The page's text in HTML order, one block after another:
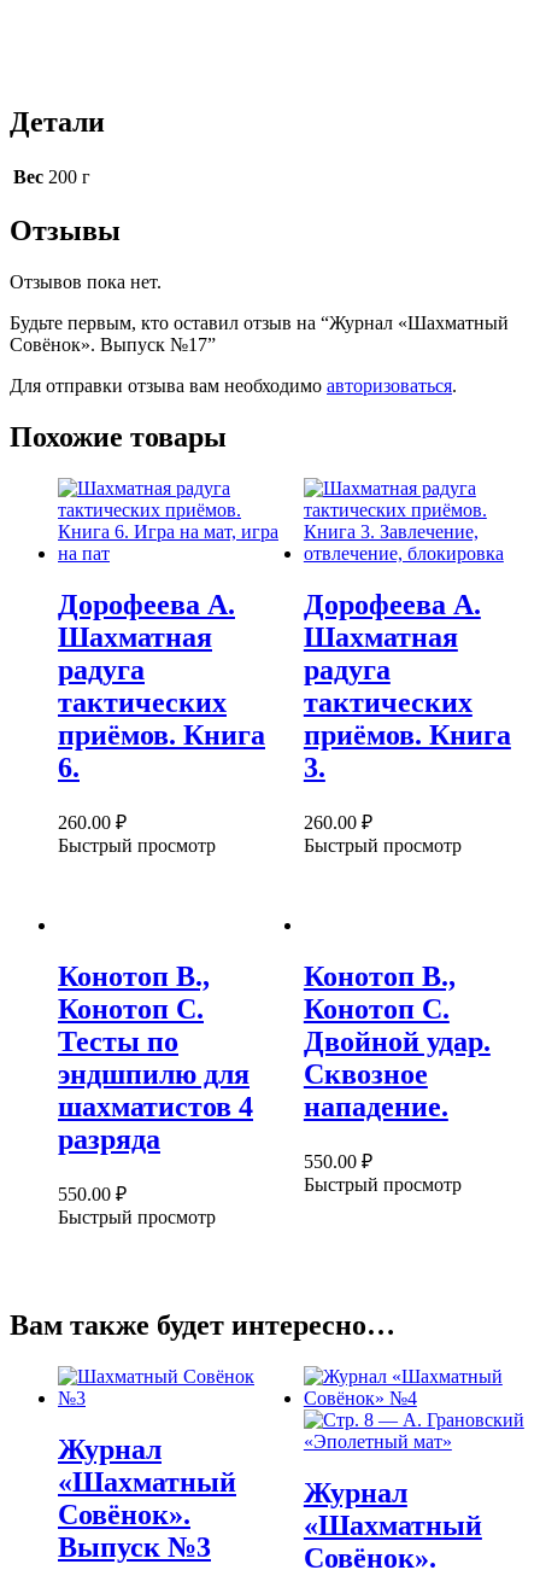
Детали
Вес 200 г
Отзывы
Отзывов пока нет.
Будьте первым, кто оставил отзыв на “Журнал «Шахматный
Совёнок». Выпуск №17”
Для отправки отзыва вам необходимо авторизоваться.
Похожие товары
Дорофеева А.
Шахматная
радуга
тактических
приёмов. Книга
6.
260.00 ₽
Быстрый просмотр
Дорофеева А.
Шахматная
радуга
тактических
приёмов. Книга
3.
260.00 ₽
Быстрый просмотр
Конотоп В.,
Конотоп С.
Тесты по
эндшпилю для
шахматистов 4
разряда
550.00 ₽
Быстрый просмотр
Конотоп В.,
Конотоп С.
Двойной удар.
Сквозное
нападение.
550.00 ₽
Быстрый просмотр
Вам также будет интересно…
Журнал
«Шахматный
Совёнок».
Выпуск №3
Журнал
«Шахматный
Совёнок».